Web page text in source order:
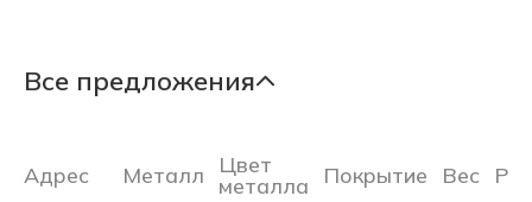
Все предложения
Адрес Металл Цвет
металла Покрытие Вес